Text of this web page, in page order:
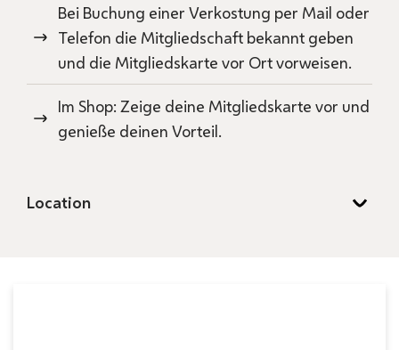
Bei Buchung einer Verkostung per Mail oder
Telefon die Mitgliedschaft bekannt geben
und die Mitgliedskarte vor Ort vorweisen.
Im Shop: Zeige deine Mitgliedskarte vor und
genieße deinen Vorteil.
Location